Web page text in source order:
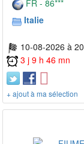
FR - 86***
Italie
10-08-2026 à
3 j 9 h 46 mn
+ ajout à ma sélection